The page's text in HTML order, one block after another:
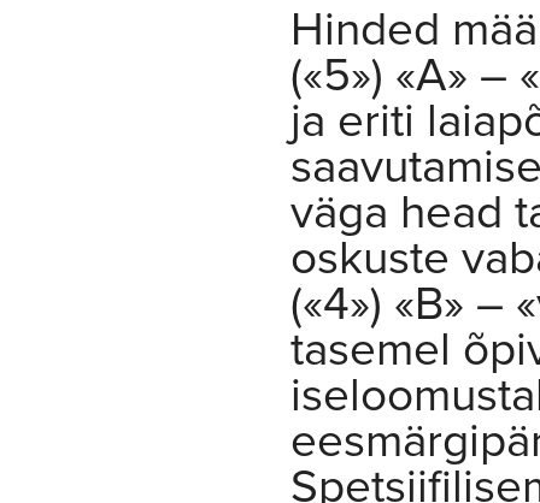
Hinded
(«5») «A» –
ja eriti
väga head
oskuste
(«4») «B» –
tasemel